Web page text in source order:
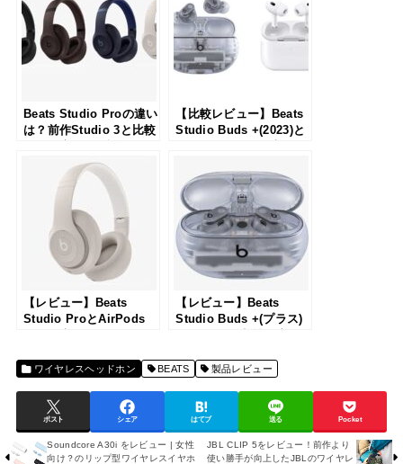
Beats Studio Proの違い
は？前作Studio 3と比較
【比較レビュー】Beats
Studio Buds +(2023)と
新ワイヤレスイヤホンの
機能と性能を徹底比較！
【レビュー】Beats
Studio ProとAirPods
【レビュー】Beats
Studio Buds +(プラス)
イズキャンセリングが進
解説
ワイヤレスヘッドホン BEATS 製品レビュー
ポスト シェア はてブ 送る Pocket
Soundcore A30i をレビュー | 女性
向け？のリップ型ワイヤレスイヤホ
JBL CLIP 5をレビュー！前作より
使い勝手が向上したJBLのワイヤレ